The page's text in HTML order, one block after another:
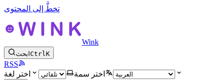
تخطَّ إلى المحتوى
Wink
ابحث CtrlK
RSS
اختر سمة
اختر لغة